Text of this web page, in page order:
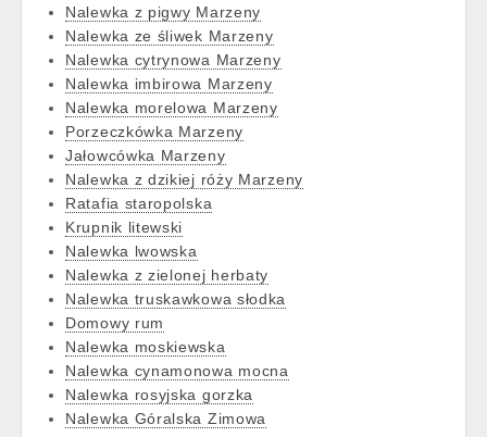
Nalewka z pigwy Marzeny
Nalewka ze śliwek Marzeny
Nalewka cytrynowa Marzeny
Nalewka imbirowa Marzeny
Nalewka morelowa Marzeny
Porzeczkówka Marzeny
Jałowcówka Marzeny
Nalewka z dzikiej róży Marzeny
Ratafia staropolska
Krupnik litewski
Nalewka lwowska
Nalewka z zielonej herbaty
Nalewka truskawkowa słodka
Domowy rum
Nalewka moskiewska
Nalewka cynamonowa mocna
Nalewka rosyjska gorzka
Nalewka Góralska Zimowa